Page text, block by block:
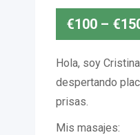
€100 – €
Hola, soy
despertando
prisas.
Mis masajes: